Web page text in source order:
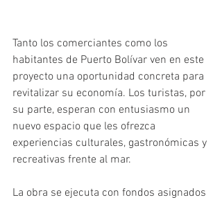
Tanto los comerciantes como los
habitantes de Puerto Bolívar ven en este
proyecto una oportunidad concreta para
revitalizar su economía. Los turistas, por
su parte, esperan con entusiasmo un
nuevo espacio que les ofrezca
experiencias culturales, gastronómicas y
recreativas frente al mar.
La obra se ejecuta con fondos asignados